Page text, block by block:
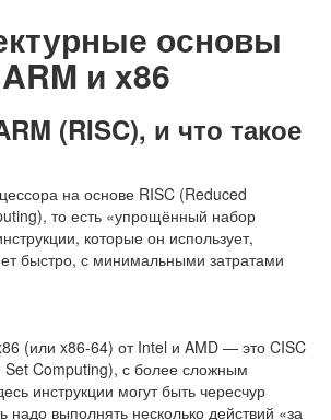
основы
ARM и x86
(RISC), и что такое
на основе RISC (Reduced
то есть «упрощённый набор
которые он использует,
быстро, с минимальными затратами
(или x86-64) от Intel и AMD — это CISC
Set Computing), с более сложным
инструкции могут быть чересчур
надо выполнять несколько действий «за